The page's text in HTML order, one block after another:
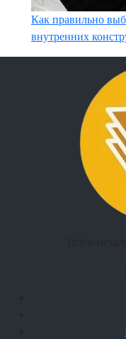
Как правильно
внутренних